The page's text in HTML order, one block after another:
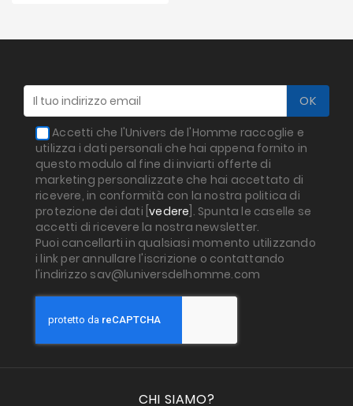
Accetti che l'Univers de l'Homme raccoglie e
utilizza i dati personali che hai appena fornito in
questo modulo al fine di inviarti offerte di
marketing personalizzate che hai accettato di
ricevere, in conformità con la nostra politica di
protezione dei dati [vedere ]. Spunta le caselle se
accetti di ricevere la nostra newsletter.
Puoi cancellarti in qualsiasi momento utilizzando
i link per annullare l'iscrizione o contattando
l'indirizzo sav@luniversdelhomme.com
CHI SIAMO?